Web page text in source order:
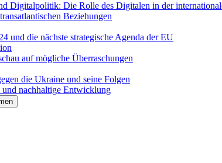
Digitalpolitik: Die Rolle des Digitalen in der
Beziehungen
und die nächste strategische Agenda der EU
auf mögliche Überraschungen
die Ukraine und seine Folgen
und nachhaltige Entwicklung